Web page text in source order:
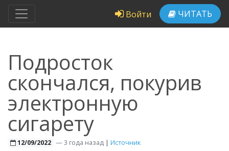
Войти ЧИТАТЬ
Подросток
скончался, покурив
электронную
сигарету
12/09/2022 —3 года назад | Источник